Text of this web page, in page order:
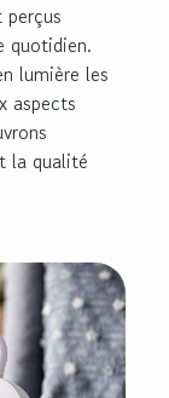
quotidien.
lumière les
aspects
la qualité